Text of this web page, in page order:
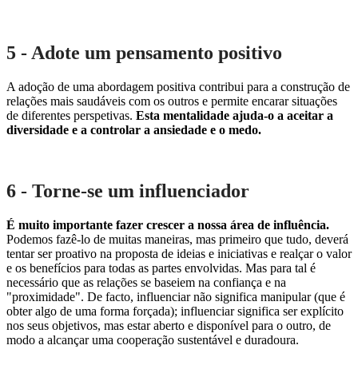
5 - Adote um pensamento positivo
A adoção de uma abordagem positiva contribui para a construção de
relações mais saudáveis com os outros e permite encarar situações
de diferentes perspetivas. Esta mentalidade ajuda-o a aceitar a
diversidade e a controlar a ansiedade e o medo.
6 - Torne-se um influenciador
É muito importante fazer crescer a nossa área de influência.
Podemos fazê-lo de muitas maneiras, mas primeiro que tudo, deverá
tentar ser proativo na proposta de ideias e iniciativas e realçar o valor
e os benefícios para todas as partes envolvidas. Mas para tal é
necessário que as relações se baseiem na confiança e na
"proximidade". De facto, influenciar não significa manipular (que é
obter algo de uma forma forçada); influenciar significa ser explícito
nos seus objetivos, mas estar aberto e disponível para o outro, de
modo a alcançar uma cooperação sustentável e duradoura.